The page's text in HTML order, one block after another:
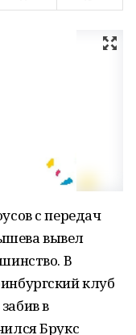
с передач
вывел
В
клуб
в
Брукс